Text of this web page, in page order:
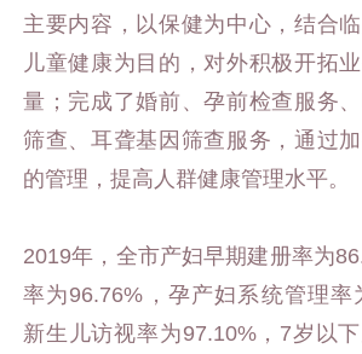
主要内容，以保健为中心，结合
儿童健康为目的，对外积极开拓
量；完成了婚前、孕前检查服务
筛查、耳聋基因筛查服务，通过
的管理，提高人群健康管理水平。
2019年，全市产妇早期建册率为
率为96.76%，孕产妇系统管理率
新生儿访视率为97.10%，7岁以